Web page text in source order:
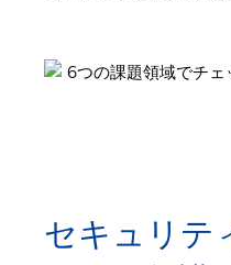
セキュリテ